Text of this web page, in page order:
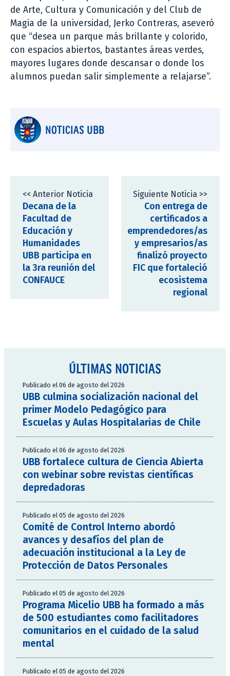
de Arte, Cultura y Comunicación y del Club de
Magia de la universidad, Jerko Contreras, aseveró
que “desea un parque más brillante y colorido,
con espacios abiertos, bastantes áreas verdes,
mayores lugares donde descansar o donde los
alumnos puedan salir simplemente a relajarse”.
NOTICIAS UBB
<< Anterior Noticia
Decana de la
Facultad de
Educación y
Humanidades
UBB participa en
la 3ra reunión del
CONFAUCE
Siguiente Noticia >>
Con entrega de
certificados a
emprendedores/as
y empresarios/as
finalizó proyecto
FIC que fortaleció
ecosistema
regional
ÚLTIMAS NOTICIAS
Publicado el 06 de agosto del 2026
UBB culmina socialización nacional del
primer Modelo Pedagógico para
Escuelas y Aulas Hospitalarias de Chile
Publicado el 06 de agosto del 2026
UBB fortalece cultura de Ciencia Abierta
con webinar sobre revistas científicas
depredadoras
Publicado el 05 de agosto del 2026
Comité de Control Interno abordó
avances y desafíos del plan de
adecuación institucional a la Ley de
Protección de Datos Personales
Publicado el 05 de agosto del 2026
Programa Micelio UBB ha formado a más
de 500 estudiantes como facilitadores
comunitarios en el cuidado de la salud
mental
Publicado el 05 de agosto del 2026